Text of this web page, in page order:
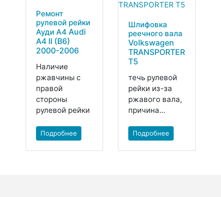
Ремонт
рулевой рейки
Ауди А4 Audi
A4 II (B6)
2000-2006
Наличие
ржавчины с
правой
стороны
рулевой рейки
Подробнее
Шлифовка
реечного вала
Volkswagen
TRANSPORTER
T5
течь рулевой
рейки из-за
ржавого вала,
причина...
Подробнее